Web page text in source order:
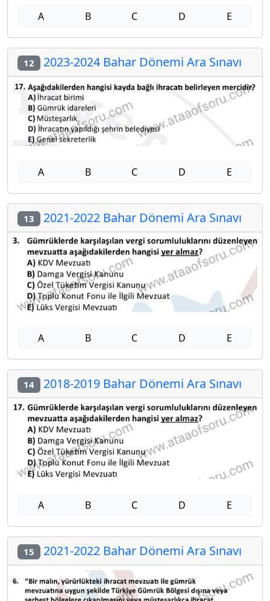
A B C D E
12 2023-2024 Bahar Dönemi Ara Sınavı
A B C D E
13 2021-2022 Bahar Dönemi Ara Sınavı
A B C D E
14 2018-2019 Bahar Dönemi Ara Sınavı
A B C D E
15 2021-2022 Bahar Dönemi Ara Sınavı